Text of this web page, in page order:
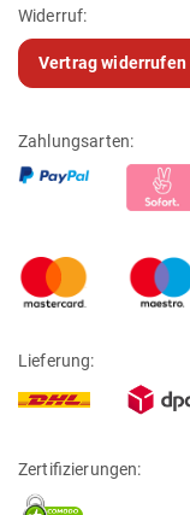
Widerruf:
Vertrag widerrufen
Zahlungsarten:
Lieferung:
Zertifizierungen: